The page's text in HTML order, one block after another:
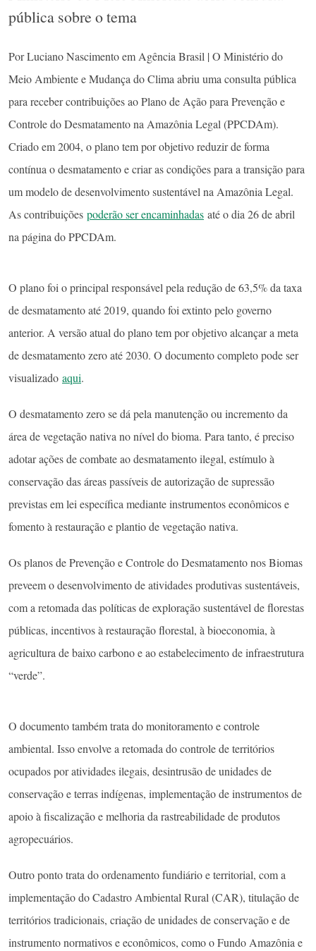
pública sobre o tema
Por Luciano Nascimento em Agência Brasil | O Ministério do
Meio Ambiente e Mudança do Clima abriu uma consulta pública
para receber contribuições ao Plano de Ação para Prevenção e
Controle do Desmatamento na Amazônia Legal (PPCDAm).
Criado em 2004, o plano tem por objetivo reduzir de forma
contínua o desmatamento e criar as condições para a transição para
um modelo de desenvolvimento sustentável na Amazônia Legal.
As contribuições poderão ser encaminhadas até o dia 26 de abril
na página do PPCDAm.
O plano foi o principal responsável pela redução de 63,5% da taxa
de desmatamento até 2019, quando foi extinto pelo governo
anterior. A versão atual do plano tem por objetivo alcançar a meta
de desmatamento zero até 2030. O documento completo pode ser
visualizado aqui.
O desmatamento zero se dá pela manutenção ou incremento da
área de vegetação nativa no nível do bioma. Para tanto, é preciso
adotar ações de combate ao desmatamento ilegal, estímulo à
conservação das áreas passíveis de autorização de supressão
previstas em lei específica mediante instrumentos econômicos e
fomento à restauração e plantio de vegetação nativa.
Os planos de Prevenção e Controle do Desmatamento nos Biomas
preveem o desenvolvimento de atividades produtivas sustentáveis,
com a retomada das políticas de exploração sustentável de florestas
públicas, incentivos à restauração florestal, à bioeconomia, à
agricultura de baixo carbono e ao estabelecimento de infraestrutura
“verde”.
O documento também trata do monitoramento e controle
ambiental. Isso envolve a retomada do controle de territórios
ocupados por atividades ilegais, desintrusão de unidades de
conservação e terras indígenas, implementação de instrumentos de
apoio à fiscalização e melhoria da rastreabilidade de produtos
agropecuários.
Outro ponto trata do ordenamento fundiário e territorial, com a
implementação do Cadastro Ambiental Rural (CAR), titulação de
territórios tradicionais, criação de unidades de conservação e de
instrumento normativos e econômicos, como o Fundo Amazônia e